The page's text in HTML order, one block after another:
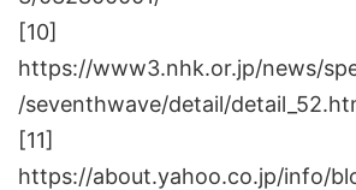
[10]
https://www3.nhk.or.jp/news/
/seventhwave/detail/
[11]
https://about.yahoo.co.jp/info/